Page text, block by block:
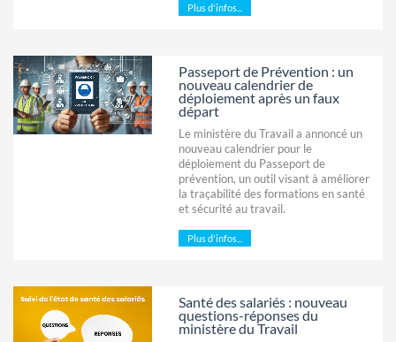
Plus d'infos...
Passeport de Prévention : un
nouveau calendrier de
déploiement après un faux
départ
Le ministère du Travail a annoncé un
nouveau calendrier pour le
déploiement du Passeport de
prévention, un outil visant à améliorer
la traçabilité des formations en santé
et sécurité au travail.
Plus d'infos...
Santé des salariés : nouveau
questions-réponses du
ministère du Travail